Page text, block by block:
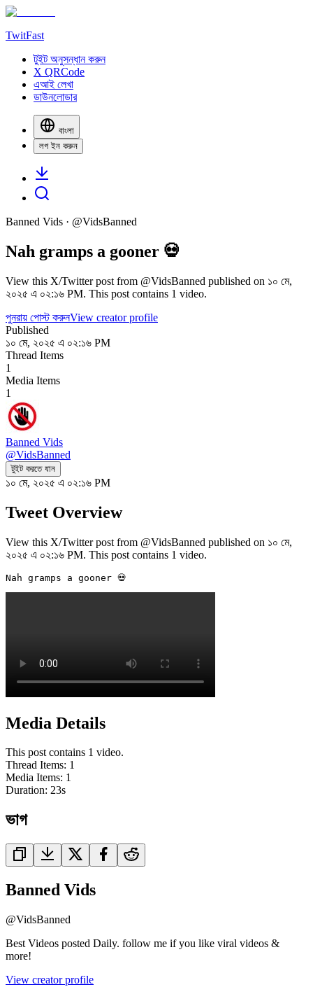
TwitFast
টুইট অনুসন্ধান করুন
X QRCode
এআই লেখা
ডাউনলোডার
বাংলা
লগ ইন করুন
Banned Vids · @VidsBanned
Nah gramps a gooner 💀
View this X/Twitter post from @VidsBanned published on ১০ মে,
২০২৫ এ ০২:১৬ PM. This post contains 1 video.
পুনরায় পোস্ট করুনView creator profile
Published
১০ মে, ২০২৫ এ ০২:১৬ PM
Thread Items
1
Media Items
1
Banned Vids
@VidsBanned
টুইট করতে যান
১০ মে, ২০২৫ এ ০২:১৬ PM
Tweet Overview
View this X/Twitter post from @VidsBanned published on ১০ মে,
২০২৫ এ ০২:১৬ PM. This post contains 1 video.
Nah gramps a gooner 💀
Media Details
This post contains 1 video.
Thread Items: 1
Media Items: 1
Duration: 23s
ভাগ
Banned Vids
@VidsBanned
Best Videos posted Daily. follow me if you like viral videos &
more!
View creator profile